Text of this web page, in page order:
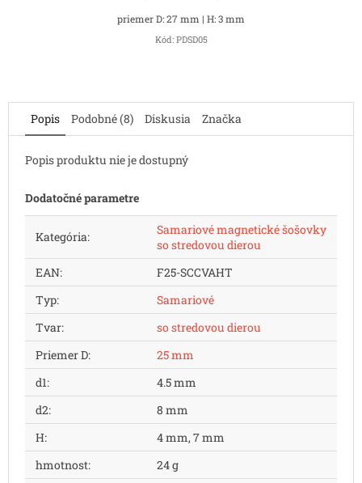
priemer D: 27 mm | H: 3 mm
Kód: PDSD05
Popis Podobné (8) Diskusia Značka
Popis produktu nie je dostupný
Dodatočné parametre
Kategória:
Samariové magnetické šošovky
so stredovou dierou
EAN:
F25-SCCVAHT
Typ:
Samariové
Tvar:
so stredovou dierou
Priemer D:
25 mm
d1:
4.5 mm
d2:
8 mm
H:
4 mm, 7 mm
hmotnost:
24 g